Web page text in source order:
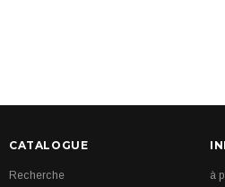
CATALOGUE
Recherche
à